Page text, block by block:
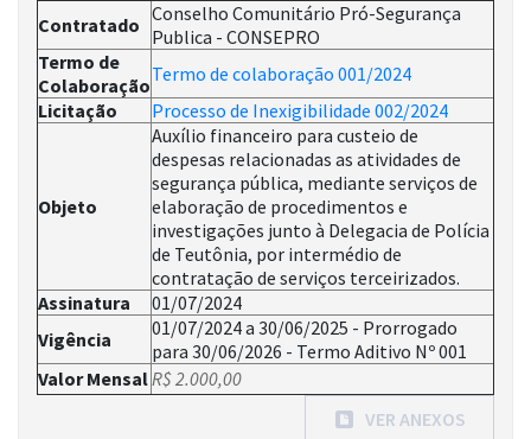
Contratado Conselho Comunitário Pró-Segurança
Publica - CONSEPRO
Termo de
ColaboraçãoTermo de colaboração 001/2024
Licitação
Processo de Inexigibilidade 002/2024
Objeto
Auxílio financeiro para custeio de
despesas relacionadas as atividades de
segurança pública, mediante serviços de
elaboração de procedimentos e
investigações junto à Delegacia de Polícia
de Teutônia, por intermédio de
contratação de serviços terceirizados.
Assinatura
01/07/2024
Vigência
01/07/2024 a 30/06/2025 - Prorrogado
para 30/06/2026 - Termo Aditivo Nº 001
Valor MensalR$ 2.000,00
VER ANEXOS